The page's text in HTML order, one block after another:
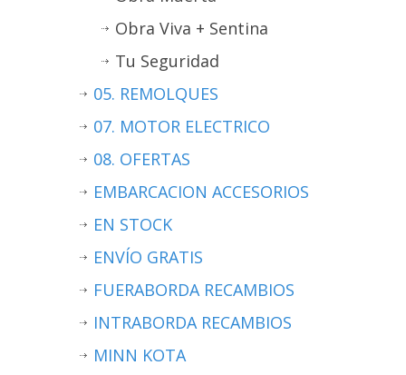
Obra Viva + Sentina
Tu Seguridad
05. REMOLQUES
07. MOTOR ELECTRICO
08. OFERTAS
EMBARCACION ACCESORIOS
EN STOCK
ENVÍO GRATIS
FUERABORDA RECAMBIOS
INTRABORDA RECAMBIOS
MINN KOTA